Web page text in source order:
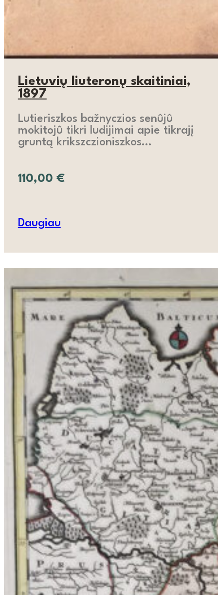
Lietuvių liuteronų skaitiniai,
1897
Lutieriszkos bažnyczios senûjû
mokitojû tikri ludijimai apie tikrajį
gruntą krikszczioniszkos…
110,00 €
Daugiau